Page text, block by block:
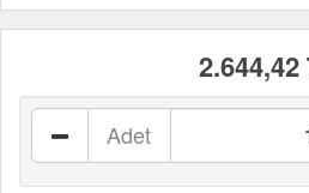
2.644,42
Adet